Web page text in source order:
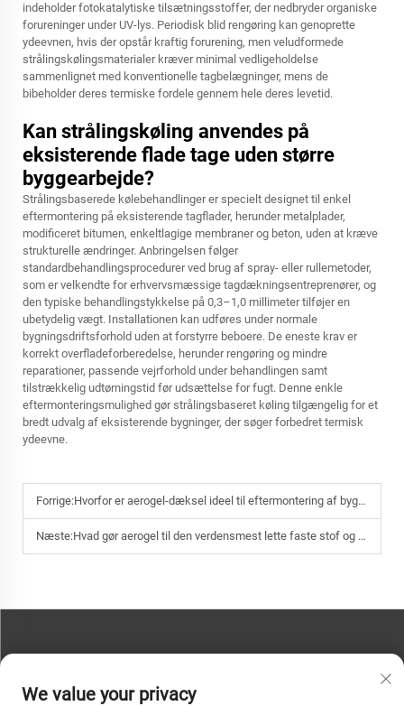
indeholder fotokatalytiske tilsætningsstoffer, der nedbryder organiske
forureninger under UV-lys. Periodisk blid rengøring kan genoprette
ydeevnen, hvis der opstår kraftig forurening, men veludformede
strålingskølingsmaterialer kræver minimal vedligeholdelse
sammenlignet med konventionelle tagbelægninger, mens de
bibeholder deres termiske fordele gennem hele deres levetid.
Kan strålingskøling anvendes på
eksisterende flade tage uden større
byggearbejde?
Strålingsbaserede kølebehandlinger er specielt designet til enkel
eftermontering på eksisterende tagflader, herunder metalplader,
modificeret bitumen, enkeltlagige membraner og beton, uden at kræve
strukturelle ændringer. Anbringelsen følger
standardbehandlingsprocedurer ved brug af spray- eller rullemetoder,
som er velkendte for erhvervsmæssige tagdækningsentreprenører, og
den typiske behandlingstykkelse på 0,3–1,0 millimeter tilføjer en
ubetydelig vægt. Installationen kan udføres under normale
bygningsdriftsforhold uden at forstyrre beboere. De eneste krav er
korrekt overfladeforberedelse, herunder rengøring og mindre
reparationer, passende vejrforhold under behandlingen samt
tilstrækkelig udtørningstid før udsættelse for fugt. Denne enkle
eftermonteringsmulighed gør strålingsbaseret køling tilgængelig for et
bredt udvalg af eksisterende bygninger, der søger forbedret termisk
ydeevne.
Forrige:Hvorfor er aerogel-dæksel ideel til eftermontering af bygninger, hvor der er begrænset plads til isolering?
Næste:Hvad gør aerogel til den verdensmest lette faste stof og en utrolig termisk barriere?
Telefon:+86-13793890209
We value your privacy